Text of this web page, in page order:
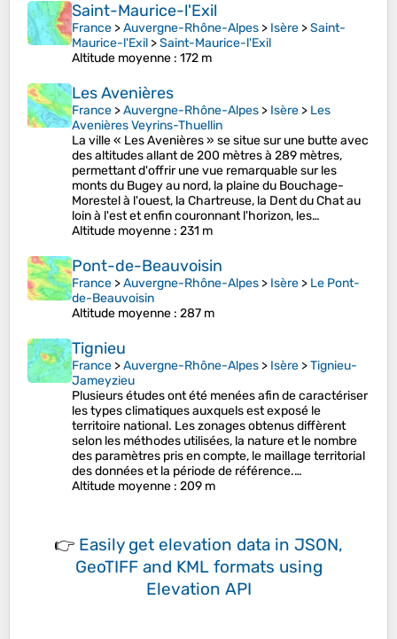
Saint-Maurice-l'Exil
France >Auvergne-Rhône-Alpes > Isère >Saint-
Maurice-l'Exil >Saint-Maurice-l'Exil
Altitude moyenne : 172 m
Les Avenières
France >Auvergne-Rhône-Alpes > Isère > Les
Avenières Veyrins-Thuellin
La ville « Les Avenières » se situe sur une butte avec
des altitudes allant de 200 mètres à 289 mètres,
permettant d'offrir une vue remarquable sur les
monts du Bugey au nord, la plaine du Bouchage-
Morestel à l'ouest, la Chartreuse, la Dent du Chat au
loin à l'est et enfin couronnant l'horizon, les…
Altitude moyenne : 231 m
Pont-de-Beauvoisin
France >Auvergne-Rhône-Alpes > Isère > Le Pont-
de-Beauvoisin
Altitude moyenne : 287 m
Tignieu
France >Auvergne-Rhône-Alpes > Isère >Tignieu-
Jameyzieu
Plusieurs études ont été menées afin de caractériser
les types climatiques auxquels est exposé le
territoire national. Les zonages obtenus diffèrent
selon les méthodes utilisées, la nature et le nombre
des paramètres pris en compte, le maillage territorial
des données et la période de référence.…
Altitude moyenne : 209 m
👉 Easily get elevation data in JSON,
GeoTIFF and KML formats using
Elevation API